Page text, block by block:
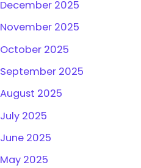
December 2025
November 2025
October 2025
September 2025
August 2025
July 2025
June 2025
May 2025